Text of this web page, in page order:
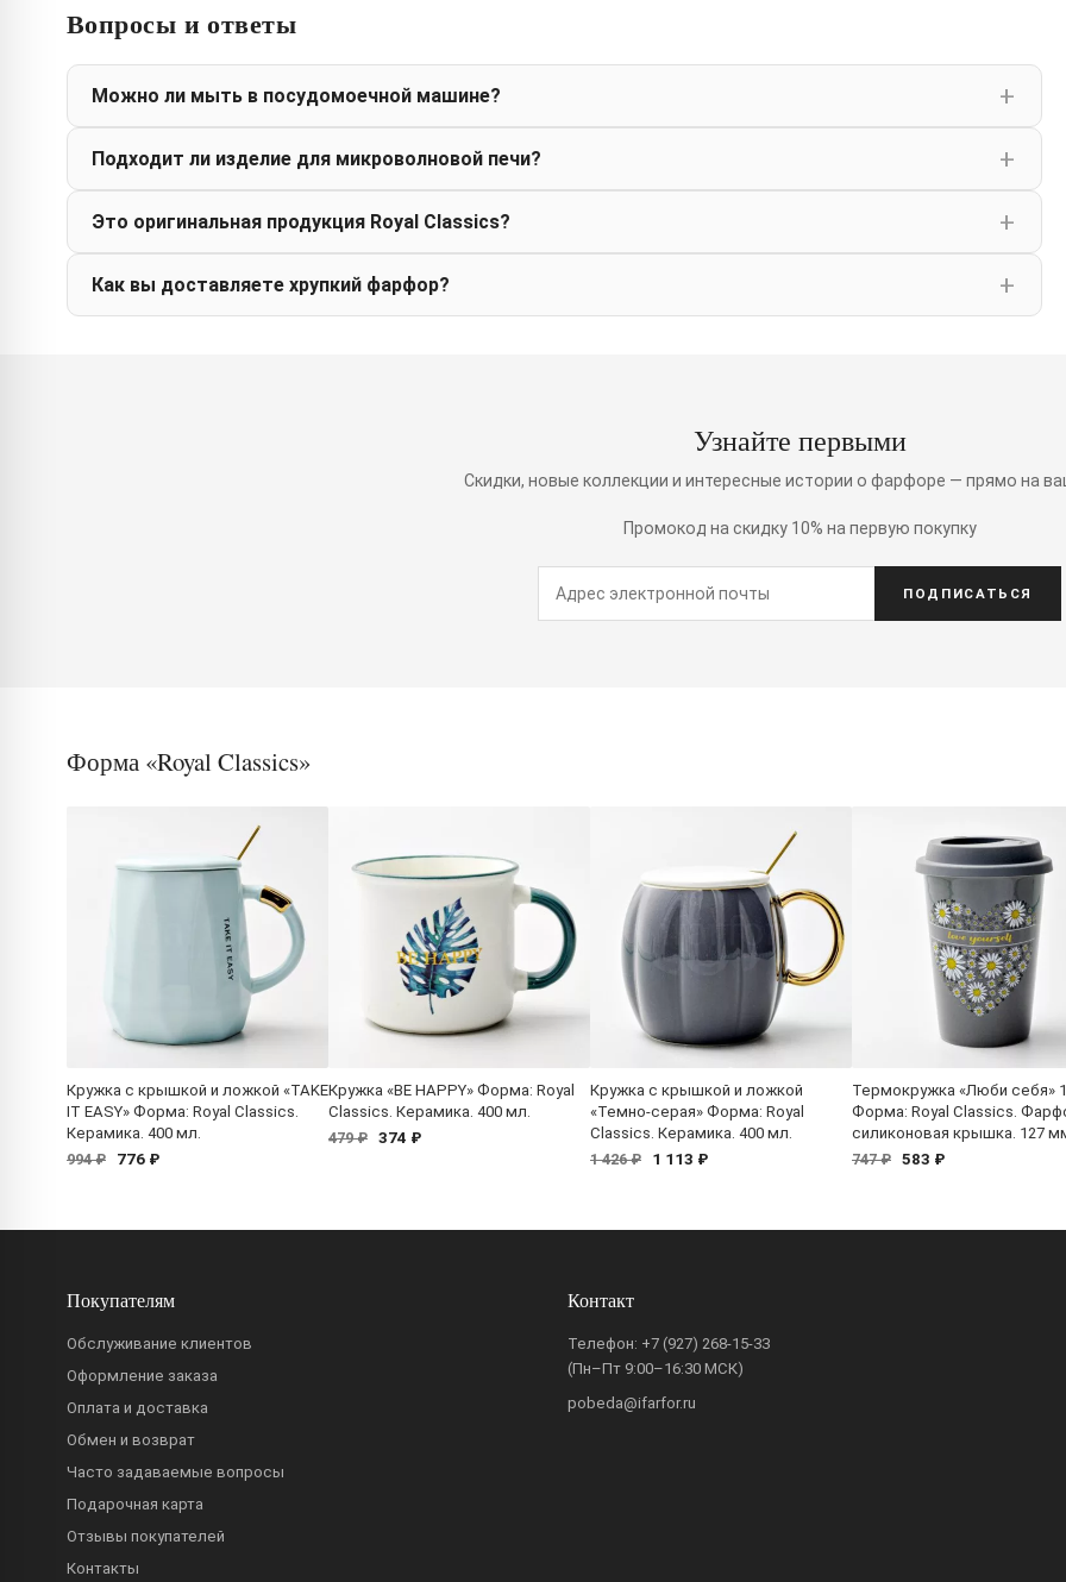
Вопросы и ответы
Можно ли мыть в посудомоечной машине?
Подходит ли изделие для микроволновой печи?
Это оригинальная продукция Royal Classics?
Как вы доставляете хрупкий фарфор?
Узнайте первыми
Скидки, новые коллекции и интересные истории о фарфоре — прямо на
Промокод на скидку 10% на первую покупку
ПОДПИСАТЬСЯ
Форма «Royal Classics»
Кружка с крышкой и ложкой «TAKE
IT EASY» Форма: Royal Classics.
Керамика. 400 мл.
994 ₽
776 ₽
Кружка «BE HAPPY» Форма: Royal
Classics. Керамика. 400 мл.
479 ₽ 374 ₽
Кружка с крышкой и ложкой
«Темно-серая» Форма: Royal
Classics. Керамика. 400 мл.
1 426 ₽
1 113 ₽
Термокружка «Люби себя»
Форма: Royal Classics.
силиконовая крышка. 127
747 ₽ 583 ₽
Покупателям
Обслуживание клиентов
Оформление заказа
Оплата и доставка
Обмен и возврат
Часто задаваемые вопросы
Подарочная карта
Отзывы покупателей
Контакты
Контакт
Телефон: +7 (927) 268-15-33
(Пн–Пт 9:00–16:30 МСК)
pobeda@ifarfor.ru